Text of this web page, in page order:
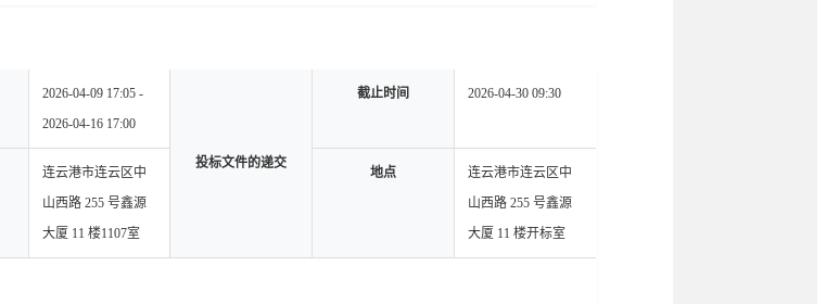
2026-04-09 17:05 -
2026-04-16 17:00
投标文件的递交
截止时间 2026-04-30 09:30
连云港市连云区中
山西路 255 号鑫源
大厦 11 楼1107室
地点
连云港市连云区中
山西路 255 号鑫源
大厦 11 楼开标室